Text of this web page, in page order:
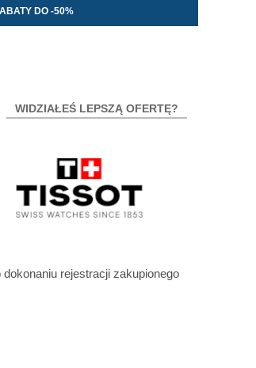
DO -50%
WIDZIAŁEŚ LEPSZĄ OFERTĘ?
rejestracji zakupionego